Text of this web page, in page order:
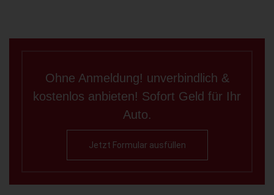
Ohne Anmeldung! unverbindlich &
kostenlos anbieten! Sofort Geld für Ihr
Auto.
Jetzt Formular ausfüllen